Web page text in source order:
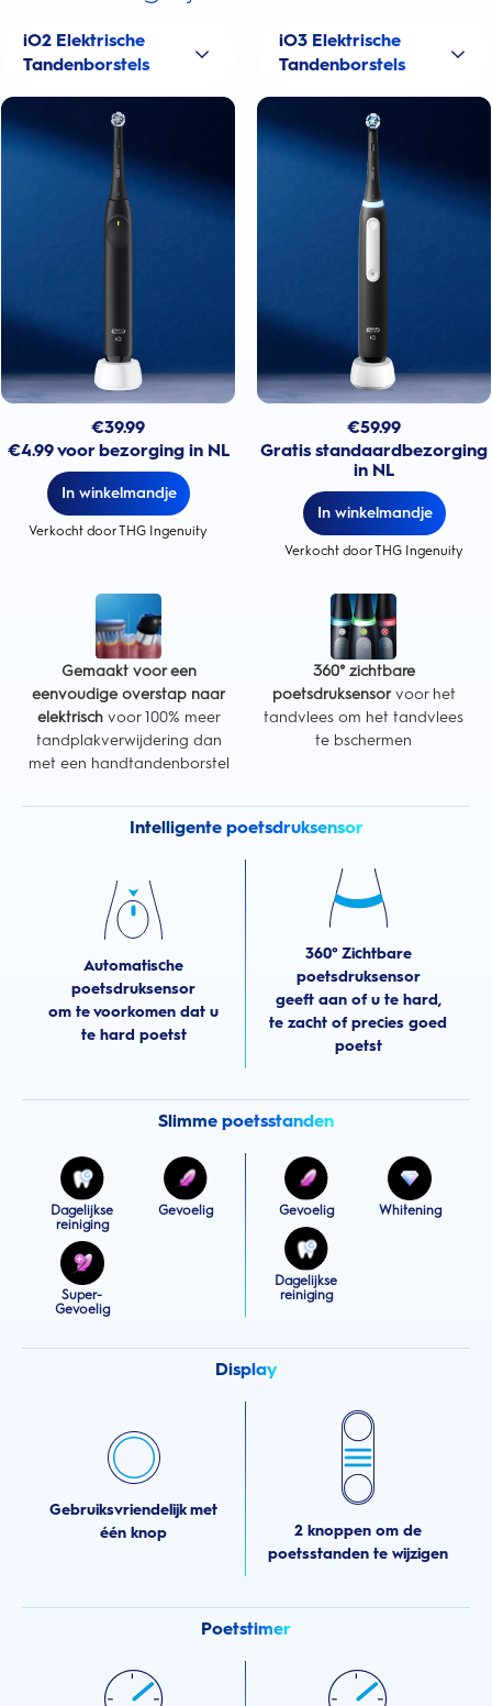
iO2 Elektrische
Tandenborstels
€39.99
€4.99 voor bezorging in NL
In winkelmandje
Verkocht door THG Ingenuity
iO3 Elektrische
Tandenborstels
€59.99
Gratis standaardbezorging
in NL
In winkelmandje
Verkocht door THG Ingenuity
Gemaakt voor een
eenvoudige overstap naar
elektrischvoor 100% meer
tandplakverwijdering dan
met een handtandenborstel
360° zichtbare
poetsdruksensorvoor het
tandvlees om het tandvlees
te bschermen
Intelligente poetsdruksensor
Automatische
poetsdruksensor
om te voorkomen dat u
te hard poetst
360° Zichtbare
poetsdruksensor
geeft aan of u te hard,
te zacht of precies goed
poetst
Slimme poetsstanden
Dagelijkse
reiniging
Gevoelig
Super-
Gevoelig
Gevoelig Whitening
Dagelijkse
reiniging
Display
Gebruiksvriendelijk met
één knop
2 knoppen om de
poetsstanden te wijzigen
Poetstimer